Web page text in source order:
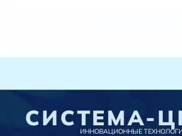
СИСТЕМА-
ИННОВАЦИОННЫЕ